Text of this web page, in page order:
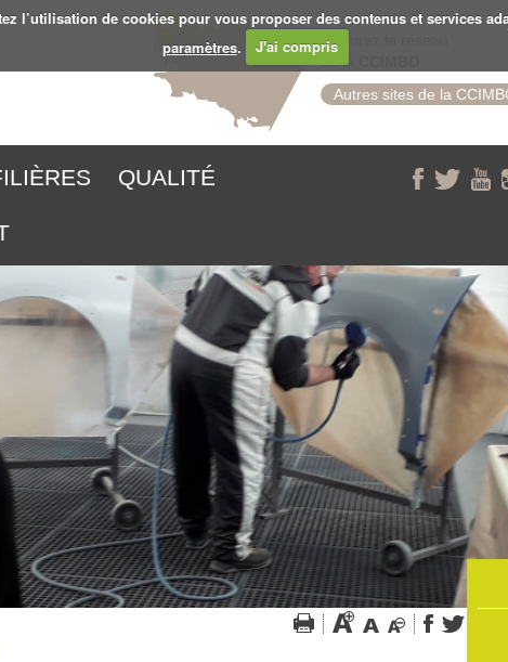
l’utilisation de cookies pour vous proposer des contenus et services
paramètres. J'ai comprisExplorez le réseau
de la
Autres sites de la
QUALITÉ